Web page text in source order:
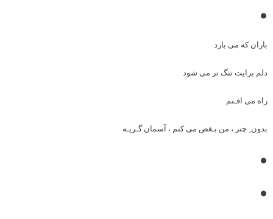
•
باران که می بارد
دلم برایت تنگ تر می شود
راه می افـتم
بدون ِ چتر ، من بـغض می کنم ، آسمان گـریـه
•
•